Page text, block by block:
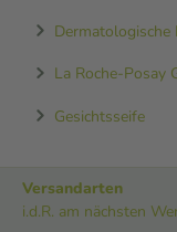
La Roche-Posay
Gesichtsseife
Versandarten
i.d.R. am nächsten